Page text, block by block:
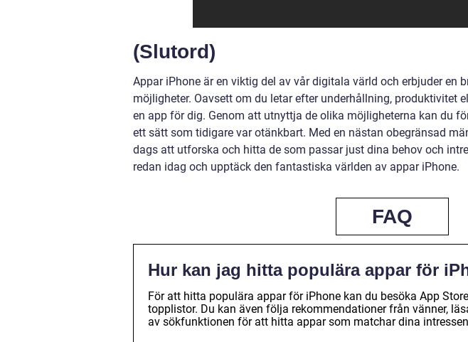
(Slutord)
Appar iPhone är en viktig del av vår digitala värld och erbjuder en
möjligheter. Oavsett om du letar efter underhållning, produktivitet
en app för dig. Genom att utnyttja de olika möjligheterna kan du
ett sätt som tidigare var otänkbart. Med en nästan obegränsad
dags att utforska och hitta de som passar just dina behov och
redan idag och upptäck den fantastiska världen av appar iPhone.
FAQ
Hur kan jag hitta populära appar för
För att hitta populära appar för iPhone kan du besöka App
topplistor. Du kan även följa rekommendationer från vänner,
av sökfunktionen för att hitta appar som matchar dina